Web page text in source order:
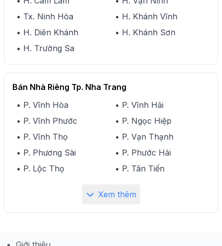
• Tx. Ninh Hòa
• H. Khánh Vĩnh
• H. Diên Khánh
• H. Khánh Sơn
• H. Trường Sa
Bán Nhà Riêng Tp. Nha Trang
• P. Vĩnh Hòa
• P. Vĩnh Hải
• P. Vĩnh Phước
• P. Ngọc Hiệp
• P. Vĩnh Thọ
• P. Vạn Thạnh
• P. Phương Sài
• P. Phước Hải
• P. Lộc Thọ
• P. Tân Tiến
Xem thêm